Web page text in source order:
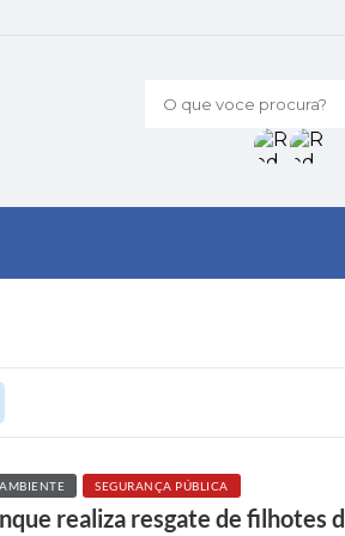
O que voce procura?
SEGURANÇA PÚBLICA
realiza resgate de filhotes